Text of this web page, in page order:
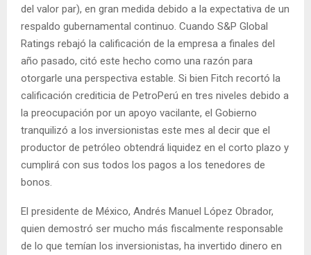
del valor par), en gran medida debido a la expectativa de un
respaldo gubernamental continuo. Cuando S&P Global
Ratings rebajó la calificación de la empresa a finales del
año pasado, citó este hecho como una razón para
otorgarle una perspectiva estable. Si bien Fitch recortó la
calificación crediticia de PetroPerú en tres niveles debido a
la preocupación por un apoyo vacilante, el Gobierno
tranquilizó a los inversionistas este mes al decir que el
productor de petróleo obtendrá liquidez en el corto plazo y
cumplirá con sus todos los pagos a los tenedores de
bonos.
El presidente de México, Andrés Manuel López Obrador,
quien demostró ser mucho más fiscalmente responsable
de lo que temían los inversionistas, ha invertido dinero en